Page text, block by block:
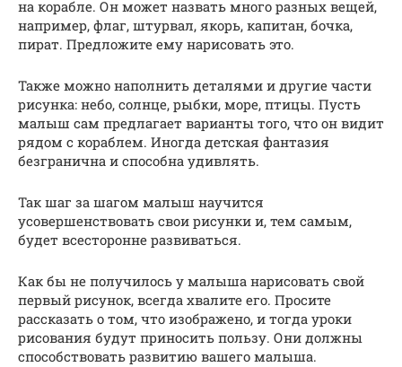
на корабле. Он может назвать много разных вещей,
например, флаг, штурвал, якорь, капитан, бочка,
пират. Предложите ему нарисовать это.
Также можно наполнить деталями и другие части
рисунка: небо, солнце, рыбки, море, птицы. Пусть
малыш сам предлагает варианты того, что он видит
рядом с кораблем. Иногда детская фантазия
безгранична и способна удивлять.
Так шаг за шагом малыш научится
усовершенствовать свои рисунки и, тем самым,
будет всесторонне развиваться.
Как бы не получилось у малыша нарисовать свой
первый рисунок, всегда хвалите его. Просите
рассказать о том, что изображено, и тогда уроки
рисования будут приносить пользу. Они должны
способствовать развитию вашего малыша.